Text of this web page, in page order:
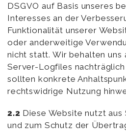
DSGVO auf Basis unseres
Interesses an der
Funktionalität unserer
oder anderweitige
nicht statt. Wir behalten uns
Server-Logfiles nachträglich
sollten konkrete
rechtswidrige Nutzung
2.2 Diese Website nutzt aus
und zum Schutz der